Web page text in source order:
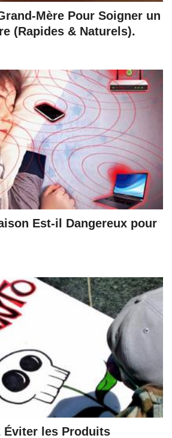
Mère Pour Soigner un
(Rapides & Naturels).
Est-il Dangereux pour
Éviter les Produits